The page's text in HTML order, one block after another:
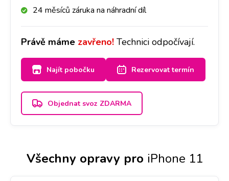
24 měsíců záruka na náhradní díl
Právě máme zavřeno! Technici odpočívají.
Najít pobočku Rezervovat termín
Objednat svoz ZDARMA
Všechny opravy pro iPhone 11